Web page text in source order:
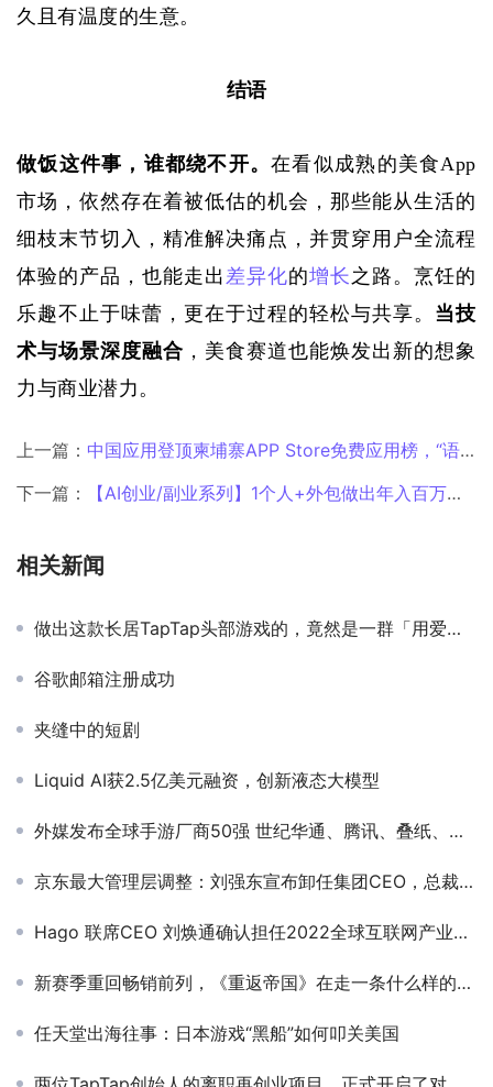
久且有温度的生意。
结语
做饭这件事，谁都绕不开。在看似成熟的美食App
市场，依然存在着被低估的机会，那些能从生活的
细枝末节切入，精准解决痛点，并贯穿用户全流程
体验的产品，也能走出 差异化的增长之路。烹饪的
乐趣不止于味蕾，更在于过程的轻松与共享。 当技
术与场景深度融合 ，美食赛道也能焕发出新的想象
力与商业潜力。
上一篇： 中国应用登顶柬埔寨APP Store免费应用榜，“语言改变命运”的真实故事正在上演
下一篇：
【AI创业/副业系列】1个人+外包做出年入百万美金的产品
相关新闻
做出这款长居TapTap头部游戏的，竟然是一群「用爱发电」的玩家
谷歌邮箱注册成功
夹缝中的短剧
Liquid AI获2.5亿美元融资，创新液态大模型
外媒发布全球手游厂商50强 世纪华通、腾讯、叠纸、米哈游等国内企业上榜
京东最大管理层调整：刘强东宣布卸任集团CEO，总裁徐雷接任；阿里确认淘宝、天猫董事长换人；蔚来员工用公司服务器挖矿被抓｜雷峰早报
Hago 联席CEO 刘焕通确认担任2022全球互联网产业CEO大会 主峰会演讲嘉宾
新赛季重回畅销前列，《重返帝国》在走一条什么样的新路径？
任天堂出海往事：日本游戏“黑船”如何叩关美国